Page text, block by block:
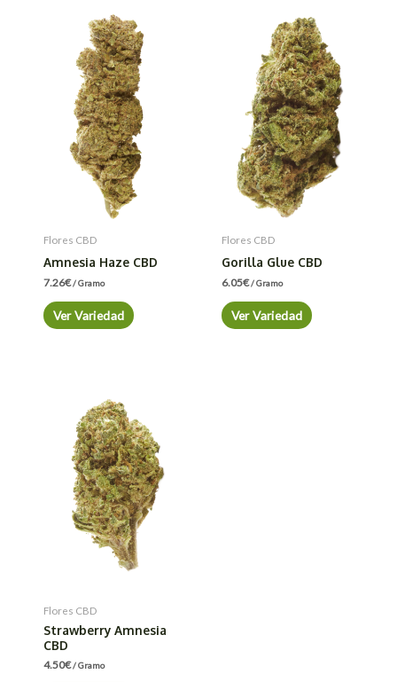
Flores CBD
Amnesia Haze CBD
7.26€/ Gramo
Ver Variedad
Flores CBD
Gorilla Glue CBD
6.05€/ Gramo
Ver Variedad
Flores CBD
Strawberry Amnesia
CBD
4.50€/ Gramo